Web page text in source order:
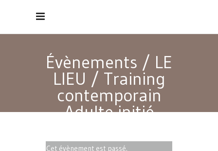
Évènements / LE
LIEU / Training
contemporain
Adulte initié
Cet évènement est passé.